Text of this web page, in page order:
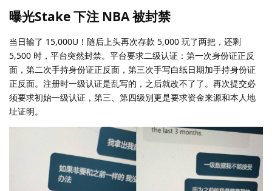
曝光Stake 下注 NBA 被封禁
当日输了 15,000U！随后上头再次存款 5,000 玩了两把，还剩
5,500 时，平台突然封禁。平台要求二级认证：第一次身份证正反
面，第二次手持身份证正反面，第三次手写白纸日期加手持身份证
正反面。注册时一级认证是乱写的，之后就改不了了。再次提交必
须要求初始一级认证，第三、第四级别更是要求资金来源和本人地
址证明。